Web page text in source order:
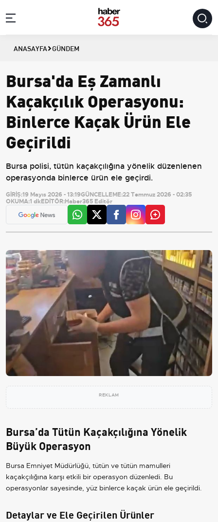
ANASAYFA GÜNDEM
Bursa'da Eş Zamanlı
Kaçakçılık Operasyonu:
Binlerce Kaçak Ürün Ele
Geçirildi
Bursa polisi, tütün kaçakçılığına yönelik düzenlenen
operasyonda binlerce ürün ele geçirdi.
GİRİŞ:19 Mayıs 2026 - 13:19GÜNCELLEME:22 Temmuz 2026 - 02:35
OKUMA:1 dkEDİTÖR:Haber365 Editör
REKLAM
Bursa’da Tütün Kaçakçılığına Yönelik
Büyük Operasyon
Bursa Emniyet Müdürlüğü, tütün ve tütün mamulleri
kaçakçılığına karşı etkili bir operasyon düzenledi. Bu
operasyonlar sayesinde, yüz binlerce kaçak ürün ele geçirildi.
Detaylar ve Ele Geçirilen Ürünler